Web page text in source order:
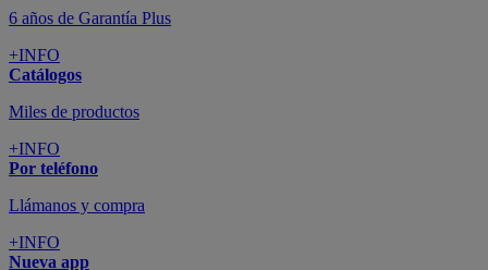
6 años de Garantía Plus
+INFO
Catálogos
Miles de productos
+INFO
Por teléfono
Llámanos y compra
+INFO
Nueva app